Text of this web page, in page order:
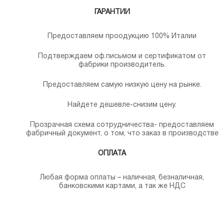
ГАРАНТИИ
Предоставляем проодукцию 100% Италии
Подтверждаем оф.письмом и сертификатом от
фабрики производитель.
Предоставляем самую низкую цену на рынке.
Найдете дешевле-снизим цену.
Прозрачная схема сотрудничества- предоставляем
фабричный документ, о том, что заказ в производстве
ОПЛАТА
Любая форма оплаты – наличная, безналичная,
банковскими картами, а так же НДС